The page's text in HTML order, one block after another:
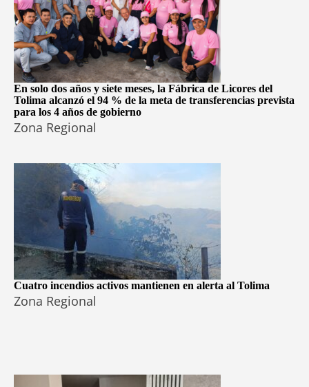
En solo dos años y siete meses, la Fábrica de Licores del
Tolima alcanzó el 94 % de la meta de transferencias prevista
para los 4 años de gobierno
Zona Regional
Cuatro incendios activos mantienen en alerta al Tolima
Zona Regional